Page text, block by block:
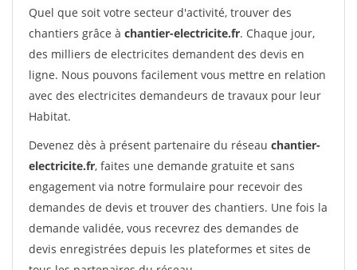
Quel que soit votre secteur d'activité, trouver des
chantiers grâce à chantier-electricite.fr. Chaque jour,
des milliers de electricites demandent des devis en
ligne. Nous pouvons facilement vous mettre en relation
avec des electricites demandeurs de travaux pour leur
Habitat.
Devenez dès à présent partenaire du réseau chantier-
electricite.fr, faites une demande gratuite et sans
engagement via notre formulaire pour recevoir des
demandes de devis et trouver des chantiers. Une fois la
demande validée, vous recevrez des demandes de
devis enregistrées depuis les plateformes et sites de